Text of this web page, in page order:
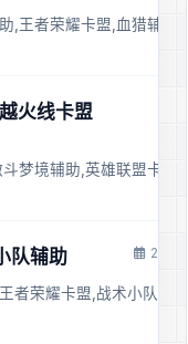
,王者荣耀卡盟,血猎辅助
火线卡盟
梦境辅助,英雄联盟卡盟
队辅助
荣耀卡盟,战术小队辅助